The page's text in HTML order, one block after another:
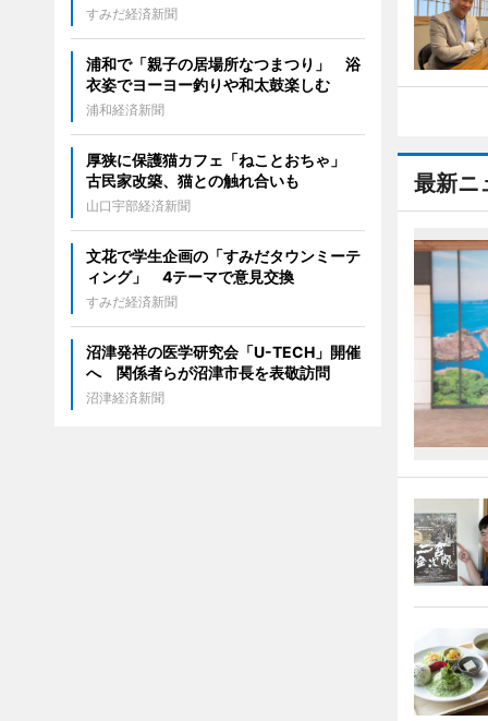
最新ニ
すみだ経済新聞
浦和で「親子の居場所なつまつり」 浴
衣姿でヨーヨー釣りや和太鼓楽しむ
浦和経済新聞
厚狭に保護猫カフェ「ねことおちゃ」
古民家改築、猫との触れ合いも
山口宇部経済新聞
文花で学生企画の「すみだタウンミーテ
ィング」 4テーマで意見交換
すみだ経済新聞
沼津発祥の医学研究会「U-TECH」開催
へ 関係者らが沼津市長を表敬訪問
沼津経済新聞